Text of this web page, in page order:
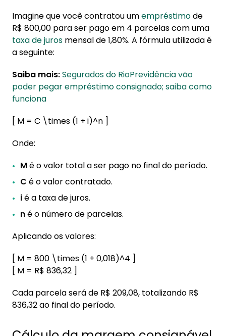
Imagine que você contratou umempréstimode
R$ 800,00 para ser pago em 4 parcelas com uma
taxa de juros mensal de 1,80%. A fórmula utilizada é
a seguinte:
Saiba mais:Segurados do RioPrevidência vão
poder pegar empréstimo consignado; saiba como
funciona
[ M = C \times (1 + i)^n ]
Onde:
Mé o valor total a ser pago no final do período.
C é o valor contratado.
ié a taxa de juros.
né o número de parcelas.
Aplicando os valores:
[ M = 800 \times (1 + 0,018)^4 ]
[ M = R$ 836,32 ]
Cada parcela será de R$ 209,08, totalizando R$
836,32 ao final do período.